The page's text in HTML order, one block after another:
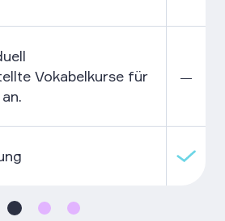
Vokabelkurse für
—